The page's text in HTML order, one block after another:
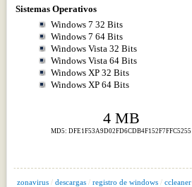
Sistemas Operativos
Windows 7 32 Bits
Windows 7 64 Bits
Windows Vista 32 Bits
Windows Vista 64 Bits
Windows XP 32 Bits
Windows XP 64 Bits
4 MB
MD5: DFE1F53A9D02FD6CDB4F152F7FFC5255
zonavirus / descargas / registro de windows / ccleaner